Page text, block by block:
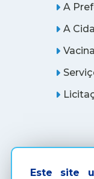
Este site
A
A